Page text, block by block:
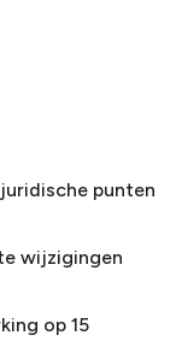
punten
wijzigingen
op 15